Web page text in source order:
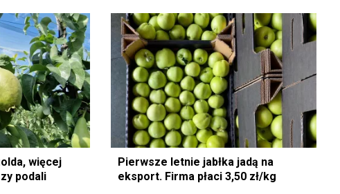
więcej
podali
Pierwsze letnie jabłka jadą na
eksport. Firma płaci 3,50 zł/kg